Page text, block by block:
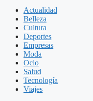
Actualidad
Belleza
Cultura
Deportes
Empresas
Moda
Ocio
Salud
Tecnología
Viajes